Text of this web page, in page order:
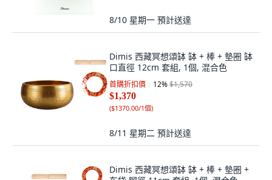
8/10 星期一 預計送達
Dimis 西藏冥想頌缽 缽 + 棒 + 墊圈 缽
口直徑 12cm 套組, 1個, 混合色
首購折扣價 12%$1,570
$1,370
($1370.00/1個)
8/11 星期二 預計送達
Dimis 西藏冥想頌缽 缽 + 棒 + 墊圈 +